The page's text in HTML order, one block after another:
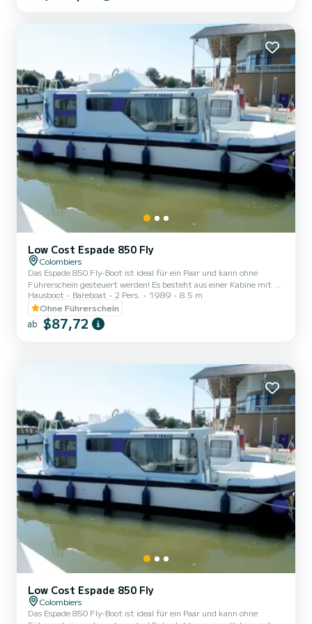
ODER am Wochenende wird der Preis von unseren Teams manuell
Low Cost Espade 850 Fly
Colombiers
Das Espade 850 Fly-Boot ist ideal für ein Paar und kann ohne
Führerschein gesteuert werden! Es besteht aus einer Kabine mit 2
Betten (sowie der Salonbank, die zu einem Doppelbett ausgeklappt
werden kann), Sanitäranlagen (Dusche, Waschbecken, WC) und
einem ausgestatteten Küchenbereich. Der Vorteil dieses Bootes:
sein Doppelcockpit! Bei Anmietungen von Montag bis Freitag
Hausboot Bareboat 2 Pers. 1989
8.5 m
Ohne Führerschein
ab $87,72
Low Cost Espade 850 Fly
Colombiers
Das Espade 850 Fly-Boot ist ideal für ein Paar und kann ohne